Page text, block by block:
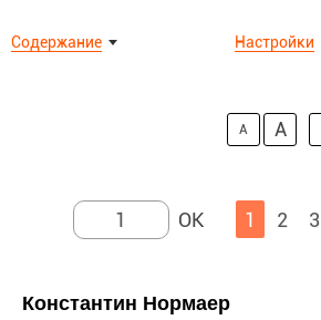
Содержание Настройки
A A
1 2 3
Константин Нормаер